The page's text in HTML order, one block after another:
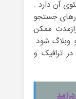
آن دارد .
جستجو
ممکن
شود.
در ترافیک و